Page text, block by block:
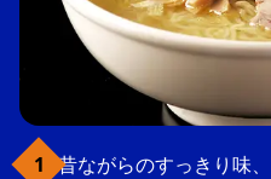
昔ながらのすっきり味